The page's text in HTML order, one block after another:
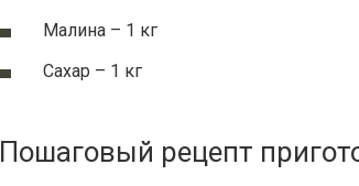
Малина – 1 кг
Сахар – 1 кг
Пошаговый рецепт